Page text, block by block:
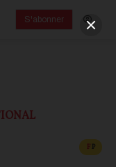
S'abonner
FP